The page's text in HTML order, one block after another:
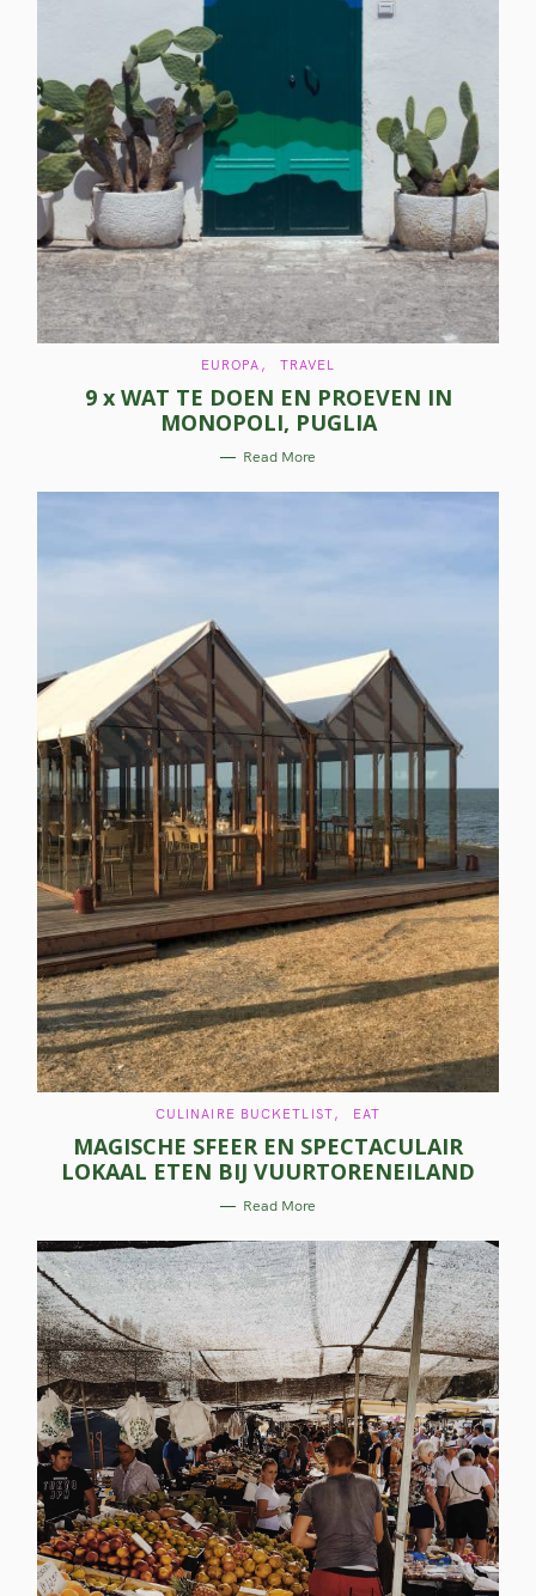
T
E
O
R
I
S
EUROPA TRAVEL
9 x WAT TE DOEN EN PROEVEN IN
MONOPOLI, PUGLIA
Read More
C
T
E
G
O
R
I
S
CULINAIRE BUCKETLIST EAT
MAGISCHE SFEER EN SPECTACULAIR
LOKAAL ETEN BIJ VUURTORENEILAND
Read More